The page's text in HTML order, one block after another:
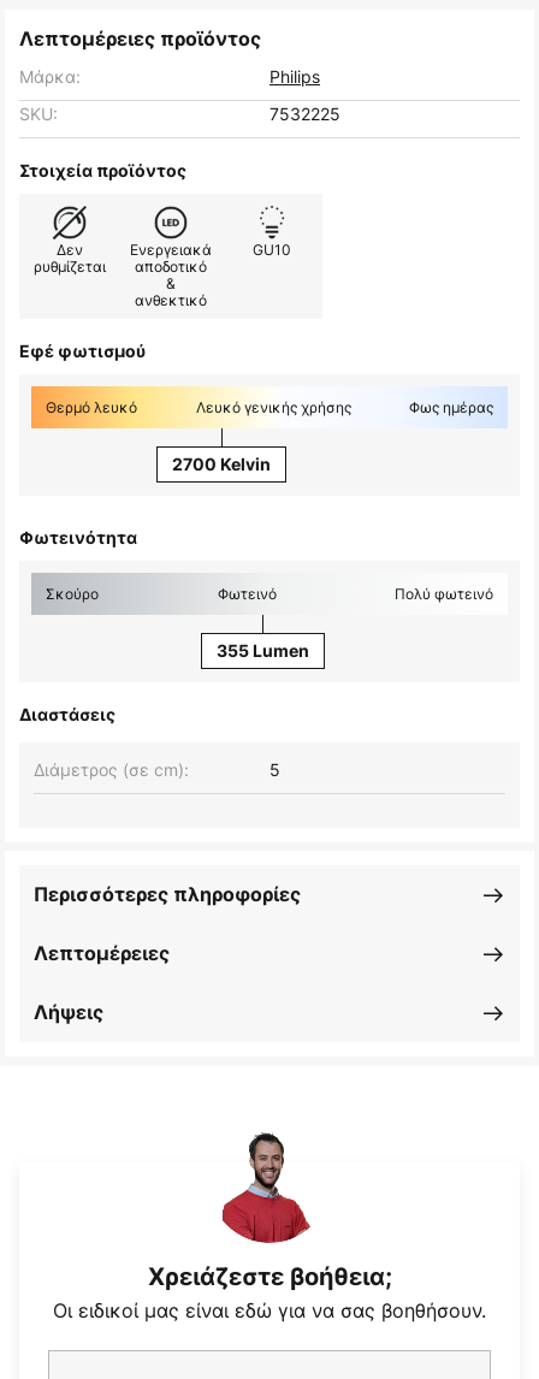
Λεπτομέρειες προϊόντος
Μάρκα:
Philips
SKU:
7532225
Στοιχεία προϊόντος
Δεν
ρυθμίζεται
Ενεργειακά
αποδοτικό
&
ανθεκτικό
GU10
Εφέ φωτισμού
Θερμό λευκό Λευκό γενικής χρήσης Φως ημέρας
2700 Kelvin
Φωτεινότητα
Σκούρο Φωτεινό Πολύ φωτεινό
355 Lumen
Διαστάσεις
Διάμετρος (σε cm): 5
Λεπτομέρειες
Περισσότερες πληροφορίες
Λήψεις
Χρειάζεστε βοήθεια;
Οι ειδικοί μας είναι εδώ για να σας βοηθήσουν.